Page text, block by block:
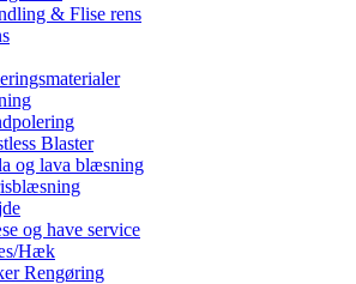
& Flise rens
Blaster
og lava blæsning
og have service
Hæk
Rengøring